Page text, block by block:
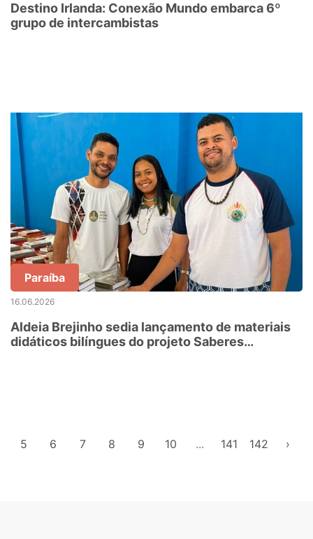
Destino Irlanda: Conexão Mundo embarca 6º
grupo de intercambistas
Paraíba
16.06.2026
Aldeia Brejinho sedia lançamento de materiais
didáticos bilíngues do projeto Saberes
5 6 7 8 9 10 ... 141 142 ›